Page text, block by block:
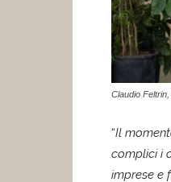
Claudio
“Il
complici i
imprese e